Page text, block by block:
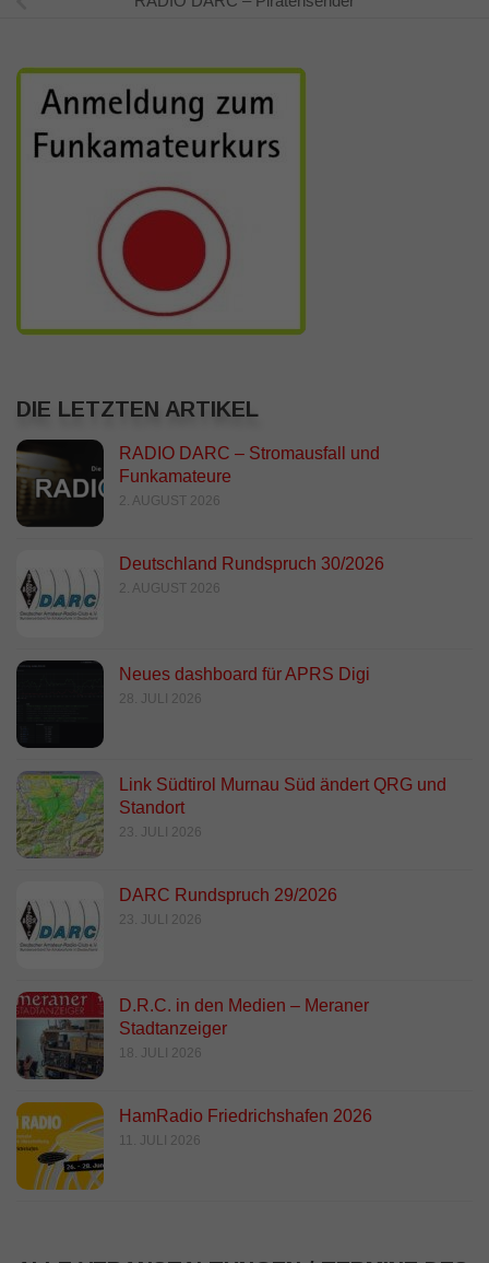
DIE LETZTEN ARTIKEL
RADIO DARC – Stromausfall und
Funkamateure
2. AUGUST 2026
Deutschland Rundspruch 30/2026
2. AUGUST 2026
Neues dashboard für APRS Digi
28. JULI 2026
Link Südtirol Murnau Süd ändert QRG und
Standort
23. JULI 2026
DARC Rundspruch 29/2026
23. JULI 2026
D.R.C. in den Medien – Meraner
Stadtanzeiger
18. JULI 2026
HamRadio Friedrichshafen 2026
11. JULI 2026